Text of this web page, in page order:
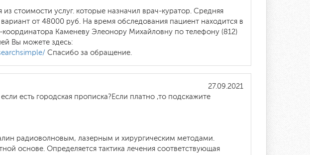
стоимости услуг. которые назначил врач-куратор. Средняя
от 48000 руб. На время обследования пациент находится в
Каменеву Элеонору Михайловну по телефону (812)
Вы можете здесь:
Спасибо за обращение.
27.09.2021
есть городская прописка?Если платно ,то подскажите
радиоволновым, лазерным и хирургическим методами.
основе. Определяется тактика лечения соответствующая